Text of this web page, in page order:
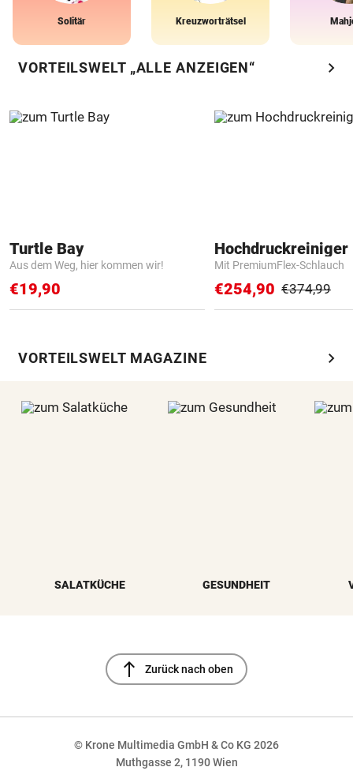
Solitär Kreuzworträtsel
VORTEILSWELT „ALLE ANZEIGEN“ chevron_right
Turtle Bay
Aus dem Weg, hier kommen wir!
€19,90
Hochdruckreiniger
Mit PremiumFlex-Schlauch
€254,90 €374,99
VORTEILSWELT MAGAZINE chevron_right
SALATKÜCHE GESUNDHEIT
north Zurück nach oben
© Krone Multimedia GmbH & Co KG 2026
Muthgasse 2, 1190 Wien